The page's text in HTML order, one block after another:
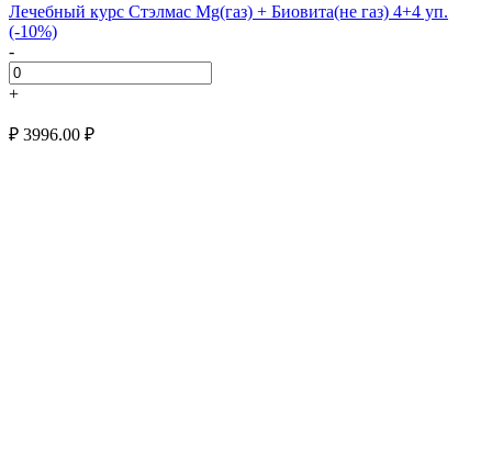
Лечебный курс Стэлмас Mg(газ) + Биовита(не газ) 4+4 уп.
(-10%)
-
+
₽ 3996.00 ₽